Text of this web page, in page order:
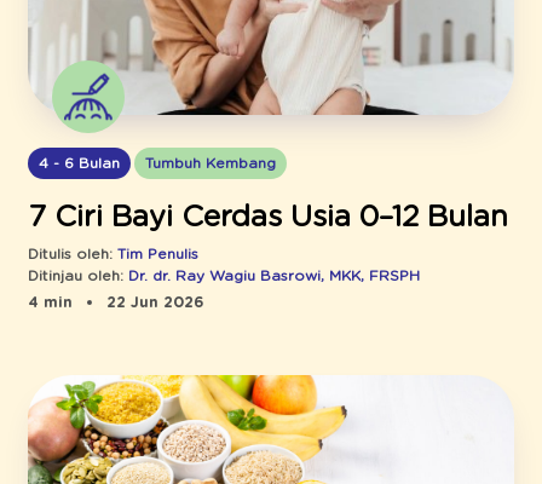
4 - 6 Bulan Tumbuh Kembang
7 Ciri Bayi Cerdas Usia 0–12 Bulan
Ditulis oleh: Tim Penulis
Ditinjau oleh: Dr. dr. Ray Wagiu Basrowi, MKK, FRSPH
4 min
22 Jun 2026